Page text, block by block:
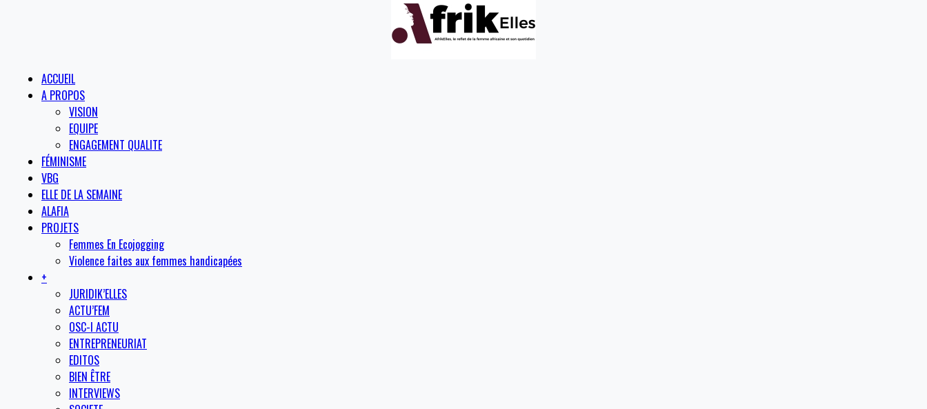
ACCUEIL
A PROPOS
VISION
EQUIPE
ENGAGEMENT QUALITE
FÉMINISME
VBG
ELLE DE LA SEMAINE
ALAFIA
PROJETS
Femmes En Ecojogging
Violence faites aux femmes handicapées
+
JURIDIK’ELLES
ACTU’FEM
OSC-I ACTU
ENTREPRENEURIAT
EDITOS
BIEN ÊTRE
INTERVIEWS